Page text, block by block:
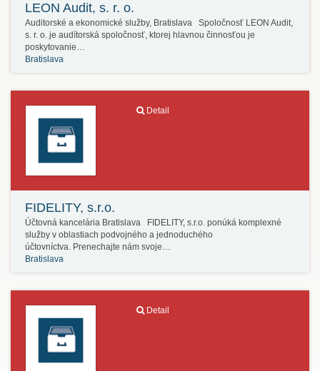
LEON Audit, s. r. o.
Auditorské a ekonomické služby, Bratislava Spoločnosť LEON Audit,
s. r. o. je audítorská spoločnosť, ktorej hlavnou činnosťou je
poskytovanie…
Bratislava
Detail
FIDELITY, s.r.o.
Účtovná kancelária Bratislava FIDELITY, s.r.o. ponúká komplexné
služby v oblastiach podvojného a jednoduchého
účtovníctva. Prenechajte nám svoje…
Bratislava
Detail